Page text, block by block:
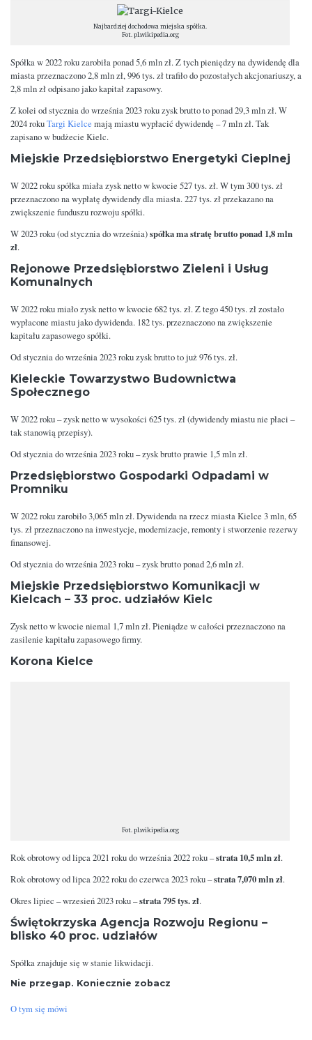
Najbardziej dochodowa miejska spółka.
Fot. pl.wikipedia.org
Spółka w 2022 roku zarobiła ponad 5,6 mln zł. Z tych pieniędzy na dywidendę dla
miasta przeznaczono 2,8 mln zł, 996 tys. zł trafiło do pozostałych akcjonariuszy, a
2,8 mln zł odpisano jako kapitał zapasowy.
Z kolei od stycznia do września 2023 roku zysk brutto to ponad 29,3 mln zł. W
2024 rokuTargi Kielce mają miastu wypłacić dywidendę – 7 mln zł. Tak
zapisano w budżecie Kielc.
Miejskie Przedsiębiorstwo Energetyki Cieplnej
W 2022 roku spółka miała zysk netto w kwocie 527 tys. zł. W tym 300 tys. zł
przeznaczono na wypłatę dywidendy dla miasta. 227 tys. zł przekazano na
zwiększenie funduszu rozwoju spółki.
W 2023 roku (od stycznia do września)spółka ma stratę brutto ponad 1,8 mln
zł.
Rejonowe Przedsiębiorstwo Zieleni i Usług
Komunalnych
W 2022 roku miało zysk netto w kwocie 682 tys. zł. Z tego 450 tys. zł zostało
wypłacone miastu jako dywidenda. 182 tys. przeznaczono na zwiększenie
kapitału zapasowego spółki.
Od stycznia do września 2023 roku zysk brutto to już 976 tys. zł.
Kieleckie Towarzystwo Budownictwa
Społecznego
W 2022 roku – zysk netto w wysokości 625 tys. zł (dywidendy miastu nie płaci –
tak stanowią przepisy).
Od stycznia do września 2023 roku – zysk brutto prawie 1,5 mln zł.
Przedsiębiorstwo Gospodarki Odpadami w
Promniku
W 2022 roku zarobiło 3,065 mln zł. Dywidenda na rzecz miasta Kielce 3 mln, 65
tys. zł przeznaczono na inwestycje, modernizacje, remonty i stworzenie rezerwy
finansowej.
Od stycznia do września 2023 roku – zysk brutto ponad 2,6 mln zł.
Miejskie Przedsiębiorstwo Komunikacji w
Kielcach – 33 proc. udziałów Kielc
Zysk netto w kwocie niemal 1,7 mln zł. Pieniądze w całości przeznaczono na
zasilenie kapitału zapasowego firmy.
Korona Kielce
Fot. pl.wikipedia.org
Rok obrotowy od lipca 2021 roku do września 2022 roku –strata 10,5 mln zł.
Rok obrotowy od lipca 2022 roku do czerwca 2023 roku –strata 7,070 mln zł.
Okres lipiec – wrzesień 2023 roku –strata 795 tys. zł.
Świętokrzyska Agencja Rozwoju Regionu –
blisko 40 proc. udziałów
Spółka znajduje się w stanie likwidacji.
Nie przegap. Koniecznie zobacz
O tym się mówi